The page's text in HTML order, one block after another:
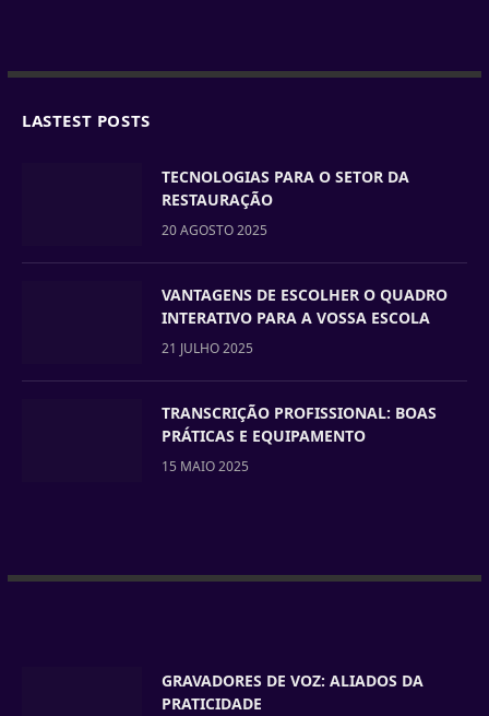
LASTEST POSTS
TECNOLOGIAS PARA O SETOR DA
RESTAURAÇÃO
20 AGOSTO 2025
VANTAGENS DE ESCOLHER O QUADRO
INTERATIVO PARA A VOSSA ESCOLA
21 JULHO 2025
TRANSCRIÇÃO PROFISSIONAL: BOAS
PRÁTICAS E EQUIPAMENTO
15 MAIO 2025
GRAVADORES DE VOZ: ALIADOS DA
PRATICIDADE